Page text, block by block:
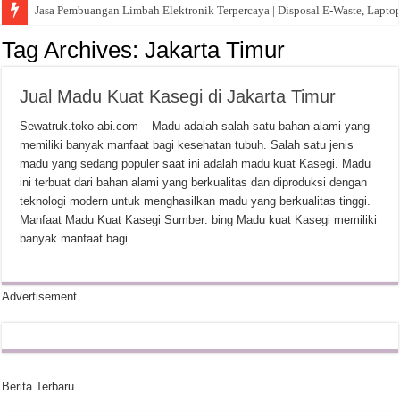
Jasa Pembuangan Limbah Elektronik Terpercaya | Disposal E-Waste,
Tag Archives:Jakarta Timur
Jual Madu Kuat Kasegi di Jakarta Timur
Sewatruk.toko-abi.com – Madu adalah salah satu bahan alami yang
memiliki banyak manfaat bagi kesehatan tubuh. Salah satu jenis
madu yang sedang populer saat ini adalah madu kuat Kasegi. Madu
ini terbuat dari bahan alami yang berkualitas dan diproduksi dengan
teknologi modern untuk menghasilkan madu yang berkualitas tinggi.
Manfaat Madu Kuat Kasegi Sumber: bing Madu kuat Kasegi memiliki
banyak manfaat bagi …
Advertisement
Berita Terbaru